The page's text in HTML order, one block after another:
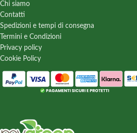
Chi siamo
Contatti
Spedizioni e tempi di consegna
Termini e Condizioni
Privacy policy
Cookie Policy